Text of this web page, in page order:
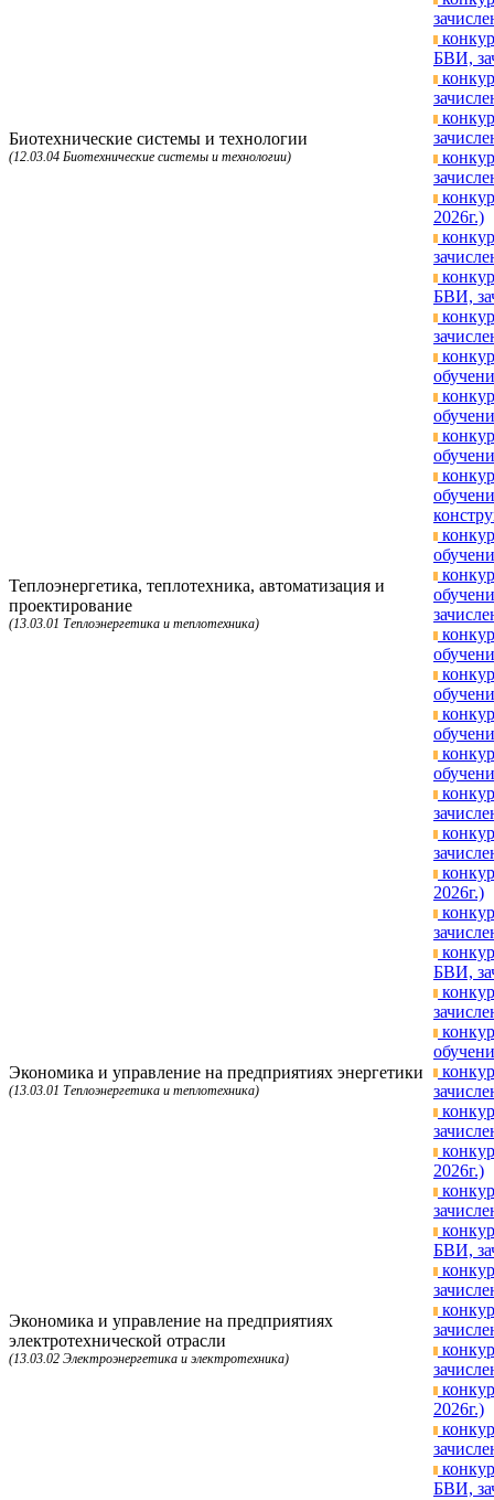
Биотехнические системы и технологии
(12.03.04 Биотехнические системы и технологии)
БВИ,
2026г.)
Теплоэнергетика, теплотехника, автоматизация и
проектирование
(13.03.01 Теплоэнергетика и теплотехника)
БВИ,
2026г.)
Экономика и управление на предприятиях энергетики
(13.03.01 Теплоэнергетика и теплотехника)
БВИ,
2026г.)
Экономика и управление на предприятиях
электротехнической отрасли
(13.03.02 Электроэнергетика и электротехника)
БВИ,
2026г.)
БВИ,